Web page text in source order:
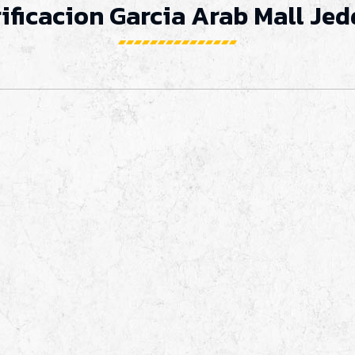
Garcia Arab Mall